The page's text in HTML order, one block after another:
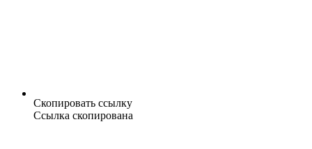
Скопировать ссылку
Ссылка скопирована